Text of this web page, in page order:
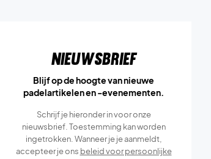
Nieuwsbrief
Blijf op de hoogte van nieuwe
padelartikelen en -evenementen.
Schrijf je hieronder in voor onze
nieuwsbrief. Toestemming kan worden
ingetrokken. Wanneer je je aanmeldt,
accepteer je ons beleid voor persoonlijke